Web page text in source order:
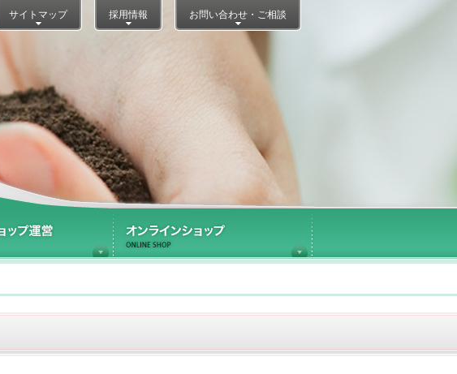
サイトマップ 採用情報 お問い合わせ・ご相談
医療施設内ショップ運営
NJIリレーブログ